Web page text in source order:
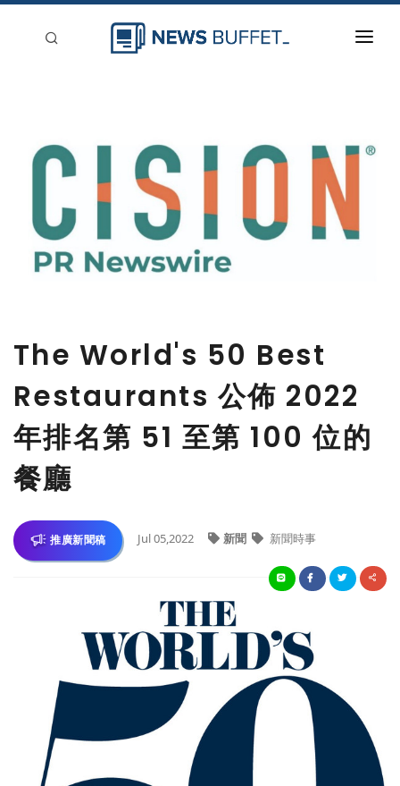
登入
The World's 50 Best
Restaurants 公佈 2022
年排名第 51 至第 100 位的
餐廳
推廣新聞稿 Jul 05,2022 新聞 新聞時事